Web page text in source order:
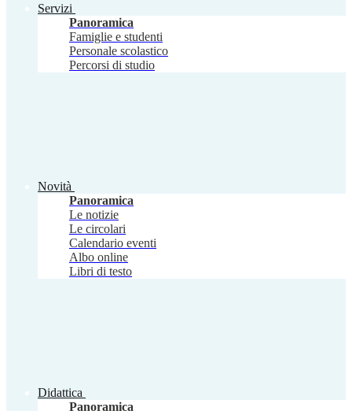
Servizi
Panoramica
Famiglie e studenti
Personale scolastico
Percorsi di studio
Novità
Panoramica
Le notizie
Le circolari
Calendario eventi
Albo online
Libri di testo
Didattica
Panoramica